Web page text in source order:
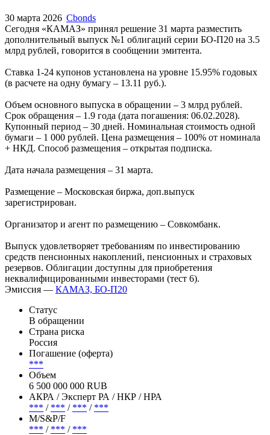
30 марта 2026 Cbonds
Сегодня «КАМАЗ» принял решение 31 марта разместить
дополнительный выпуск №1 облигаций серии БО-П20 на 3.5
млрд рублей, говорится в сообщении эмитента.
Ставка 1-24 купонов установлена на уровне 15.95% годовых
(в расчете на одну бумагу – 13.11 руб.).
Объем основного выпуска в обращении – 3 млрд рублей.
Срок обращения – 1.9 года (дата погашения: 06.02.2028).
Купонный период – 30 дней. Номинальная стоимость одной
бумаги – 1 000 рублей. Цена размещения – 100% от номинала
+ НКД. Способ размещения – открытая подписка.
Дата начала размещения – 31 марта.
Размещение – Московская биржа, доп.выпуск
зарегистрирован.
Организатор и агент по размещению – Совкомбанк.
Выпуск удовлетворяет требованиям по инвестированию
средств пенсионных накоплений, пенсионных и страховых
резервов. Облигации доступны для приобретения
неквалифицированными инвесторами (тест 6).
Эмиссия — КАМАЗ, БО-П20
Статус
В обращении
Страна риска
Россия
Погашение (оферта)
***
Объем
6 500 000 000 RUB
АКРА / Эксперт РА / НКР / НРА
*** / *** / *** / ***
М/S&P/F
*** / *** / ***